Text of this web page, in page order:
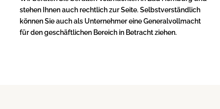
stehen Ihnen auch rechtlich zur Seite. Selbstverständlich
können Sie auch als Unternehmer eine Generalvollmacht
für den geschäftlichen Bereich in Betracht ziehen.